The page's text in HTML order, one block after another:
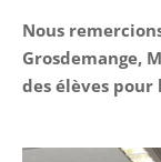
Nous
Grosdemange,
des élèves